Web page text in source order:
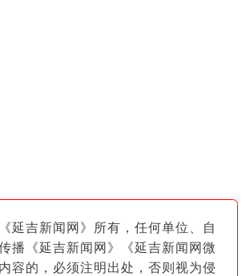
吉新闻网》所有，任何单位、自
播《延吉新闻网》《延吉新闻网微
容的，必须注明出处，否则视为侵